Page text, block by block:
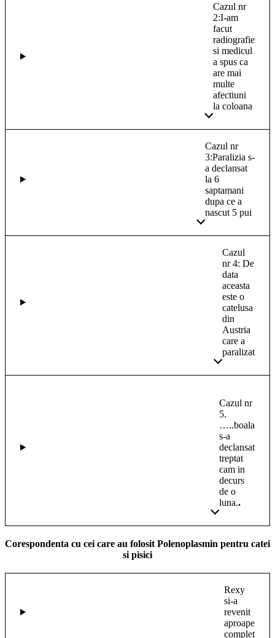
Cazul nr
2:I-am
facut
radiografie
si medicul
a spus ca
are mai
multe
afectiuni
la coloana
Cazul nr
3:Paralizia s-
a declansat
la 6
saptamani
dupa ce a
nascut 5 pui
Cazul
nr 4: De
data
aceasta
este o
catelusa
din
Austria
care a
paralizat
Cazul nr
5.
…..boala
s-a
declansat
treptat
cam in
decurs
de o
luna..
Corespondenta cu cei care au folosit Polenoplasmin pentru catei
si pisici
Rexy
si-a
revenit
aproape
complet